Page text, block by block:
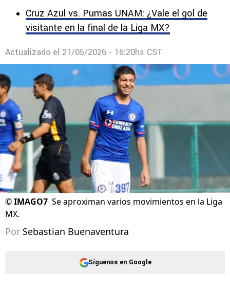
Cruz Azul vs. Pumas UNAM: ¿Vale el gol de
visitante en la final de la Liga MX?
Actualizado el 21/05/2026 - 16:20hs CST
©IMAGO7 Se aproximan varios movimientos en la Liga
MX.
Por Sebastian Buenaventura
Síguenos en Google